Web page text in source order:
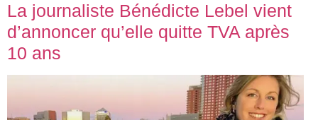
La journaliste Bénédicte Lebel vient
d’annoncer qu’elle quitte TVA après
10 ans